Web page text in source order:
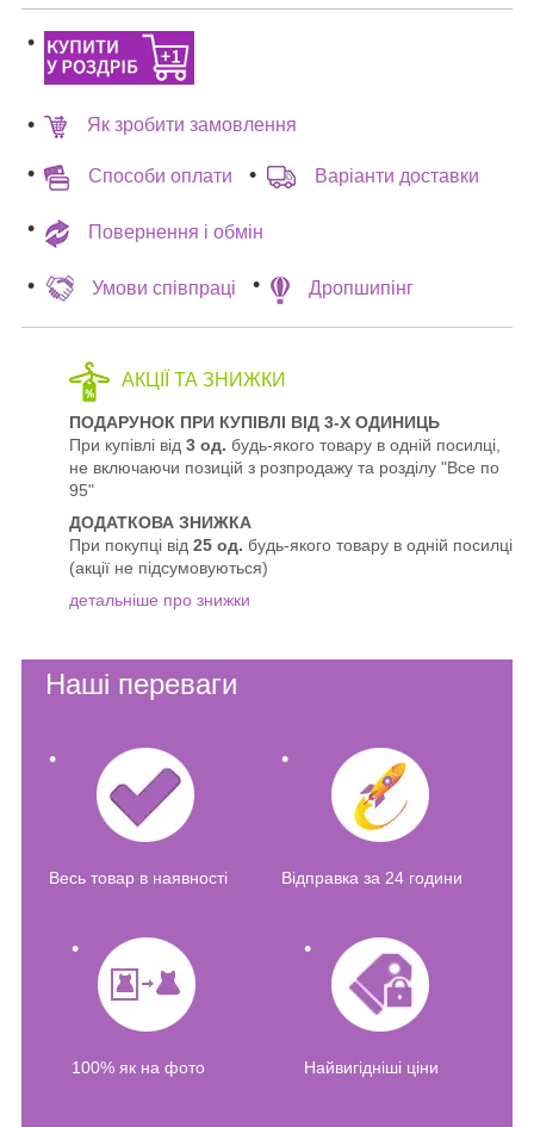
Як зробити замовлення
Способи оплати Варіанти доставки
Повернення і обмін
Умови співпраці Дропшипінг
АКЦІЇ ТА ЗНИЖКИ
ПОДАРУНОК ПРИ КУПІВЛІ ВІД 3-Х ОДИНИЦЬ
При купівлі від 3 од. будь-якого товару в одній посилці,
не включаючи позицій з розпродажу та розділу "Все по
95"
ДОДАТКОВА ЗНИЖКА
При покупці від 25 од. будь-якого товару в одній посилці
(акції не підсумовуються)
детальніше про знижки
Наші переваги
Весь товар в наявності Відправка за 24 години
100% як на фото Найвигідніші ціни